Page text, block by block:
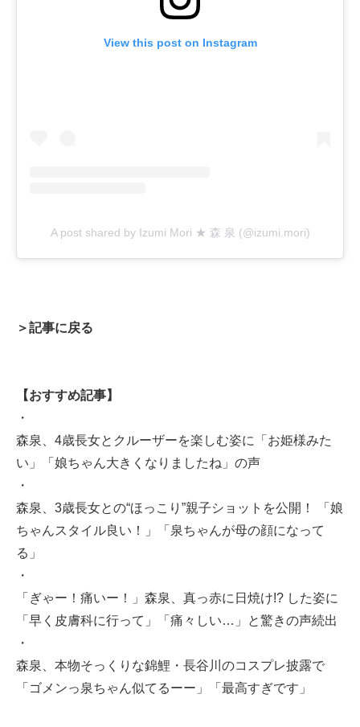
View this post on Instagram
A post shared by Izumi Mori ★ 森 泉 (@izumi.mori)
＞記事に戻る
【おすすめ記事】
・
森泉、4歳長女とクルーザーを楽しむ姿に「お姫様みた
い」「娘ちゃん大きくなりましたね」の声
・
森泉、3歳長女との“ほっこり”親子ショットを公開！ 「娘
ちゃんスタイル良い！」「泉ちゃんが母の顔になって
る」
・
「ぎゃー！痛いー！」森泉、真っ赤に日焼け!? した姿に
「早く皮膚科に行って」「痛々しい…」と驚きの声続出
・
森泉、本物そっくりな錦鯉・長谷川のコスプレ披露で
「ゴメンっ泉ちゃん似てるーー」「最高すぎです」